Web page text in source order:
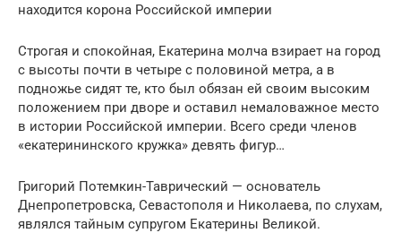
находится корона Российской империи
Строгая и спокойная, Екатерина молча взирает на город
с высоты почти в четыре с половиной метра, а в
подножье сидят те, кто был обязан ей своим высоким
положением при дворе и оставил немаловажное место
в истории Российской империи. Всего среди членов
«екатерининского кружка» девять фигур…
Григорий Потемкин-Таврический — основатель
Днепропетровска, Севастополя и Николаева, по слухам,
являлся тайным супругом Екатерины Великой.